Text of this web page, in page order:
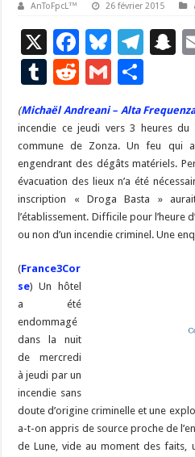
AnToFpcL™ 26 février 2015
X
F
ac
e
b
o
o
k
Bl
u
es
ky
T
gr
a
m
S
p
c
h
T
u
m
bl
r
R
e
d
di
t
G
m
ai
l
ar
ta
g
er
(Michaël Andreani – Alta
incendie ce jeudi vers 3 heures du
commune de Zonza. Un feu qui
engendrant des dégâts matériels.
évacuation des lieux n’a été
inscription « Droga Basta »
l’établissement. Difficile pour l’heure
ou non d’un incendie criminel. Une
(France3Cor
se) Un hôtel
a été
endommagé
dans la nuit
de mercredi
à jeudi par un
incendie sans
doute d’origine criminelle et une
a-t-on appris de source proche de
de Lune, vide au moment des faits,